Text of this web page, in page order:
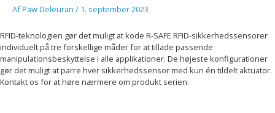
AfPaw Deleuran / 1. september 2023
RFID-teknologien gør det muligt at kode R-SAFE RFID-sikkerhedssensorer
individuelt på tre forskellige måder for at tillade passende
manipulationsbeskyttelse i alle applikationer. De højeste konfigurationer
gør det muligt at parre hver sikkerhedssensor med kun én tildelt aktuator.
Kontakt os for at høre nærmere om produkt serien.